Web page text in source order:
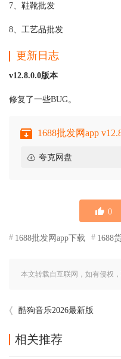
7、鞋靴批发
8、工艺品批发
更新日志
v12.8.0.0版本
修复了一些BUG。
1688批发网app
夸克网盘
0
1688批发网app下载 1688
本文转载自互联网，如有侵权
酷狗音乐2026最新版
相关推荐